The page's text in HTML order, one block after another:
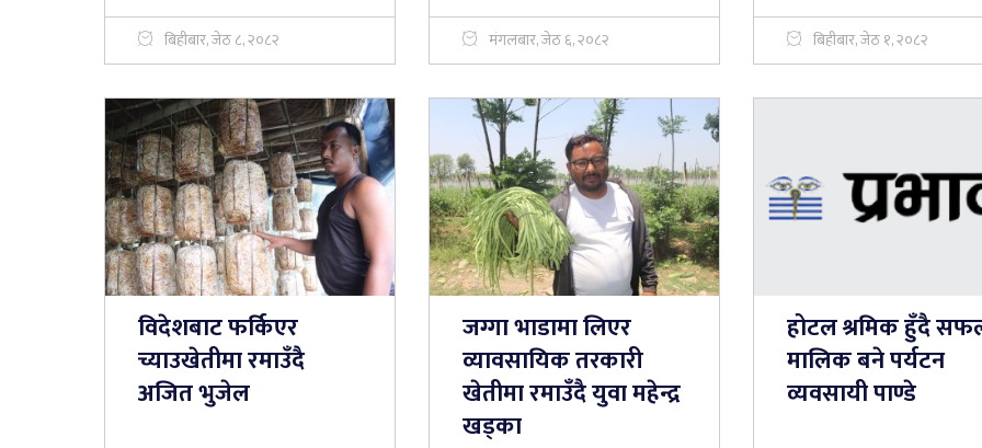
बिहीबार, जेठ ८, २०८२ मंगलबार, जेठ ६, २०८२ बिहीबार, जेठ १, २०८२
विदेशबाट फर्किएर
च्याउखेतीमा रमाउँदै
अजित भुजेल
जग्गा भाडामा लिएर
व्यावसायिक तरकारी
खेतीमा रमाउँदै युवा महेन्द्र
खड्का
होटल श्रमिक हुँदै
मालिक बने पर्यटन
व्यवसायी पाण्डे